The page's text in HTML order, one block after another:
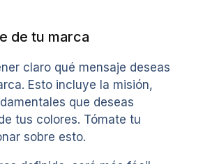
de tu marca
claro qué mensaje deseas
Esto incluye la misión,
que deseas
tus colores. Tómate tu
sobre esto.